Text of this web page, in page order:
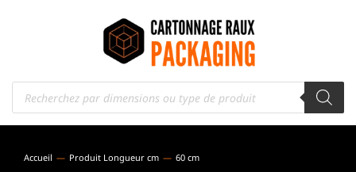
Vous êtes ici :
Accueil Produit Longueur cm 60 cm